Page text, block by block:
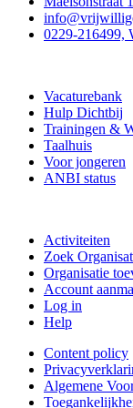
0229-216499,
Vacaturebank
Hulp Dichtbij
Trainingen &
Taalhuis
Voor jongeren
ANBI status
Activiteiten
Zoek
Organisatie
Account
Log in
Help
Content policy
Algemene